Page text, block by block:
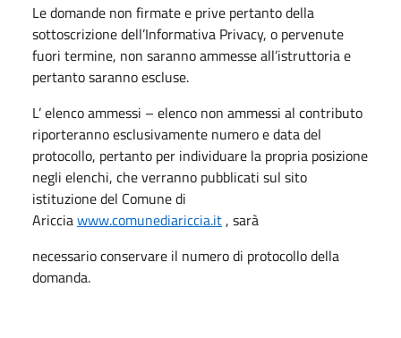
Le domande non firmate e prive pertanto della
sottoscrizione dell’Informativa Privacy, o pervenute
fuori termine, non saranno ammesse all’istruttoria e
pertanto saranno escluse.
L’ elenco ammessi – elenco non ammessi al contributo
riporteranno esclusivamente numero e data del
protocollo, pertanto per individuare la propria posizione
negli elenchi, che verranno pubblicati sul sito
istituzione del Comune di
Aricciawww.comunediariccia.it , sarà
necessario conservare il numero di protocollo della
domanda.